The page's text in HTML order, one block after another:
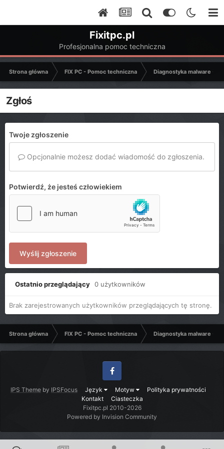
Fixitpc.pl
Profesjonalna pomoc techniczna
Strona główna FIX PC - Pomoc techniczna Diagnostyka malware -
Zgłoś
Twoje zgłoszenie
Opcjonalnie możesz dodać wiadomość do zgłoszenia.
Potwierdź, że jesteś człowiekiem
Wyślij zgłoszenie
Ostatnio przeglądający 0 użytkowników
Brak zarejestrowanych użytkowników przeglądających tę stronę.
Strona główna FIX PC - Pomoc techniczna Diagnostyka malware -
IPS Theme by IPSFocus Język Motyw
Polityka prywatności
Kontakt
Ciasteczka
Facebook
Fixitpc.pl 2010-2026
Powered by Invision Community